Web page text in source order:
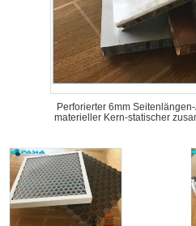
Perforierter 6mm
materieller Kern-statischer